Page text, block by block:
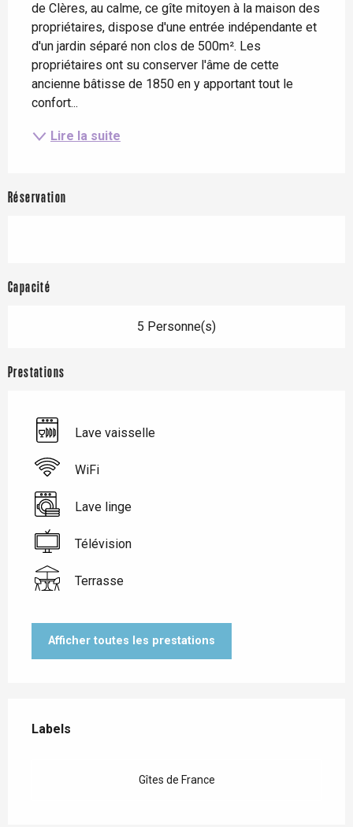
de Clères, au calme, ce gîte mitoyen à la maison des
propriétaires, dispose d'une entrée indépendante et
d'un jardin séparé non clos de 500m². Les
propriétaires ont su conserver l'âme de cette
ancienne bâtisse de 1850 en y apportant tout le
confort...
Lire la suite
Réservation
Capacité
5 Personne(s)
Prestations
Lave vaisselle
WiFi
Lave linge
Télévision
Terrasse
Afficher toutes les prestations
Labels
Labels
Gîtes de France